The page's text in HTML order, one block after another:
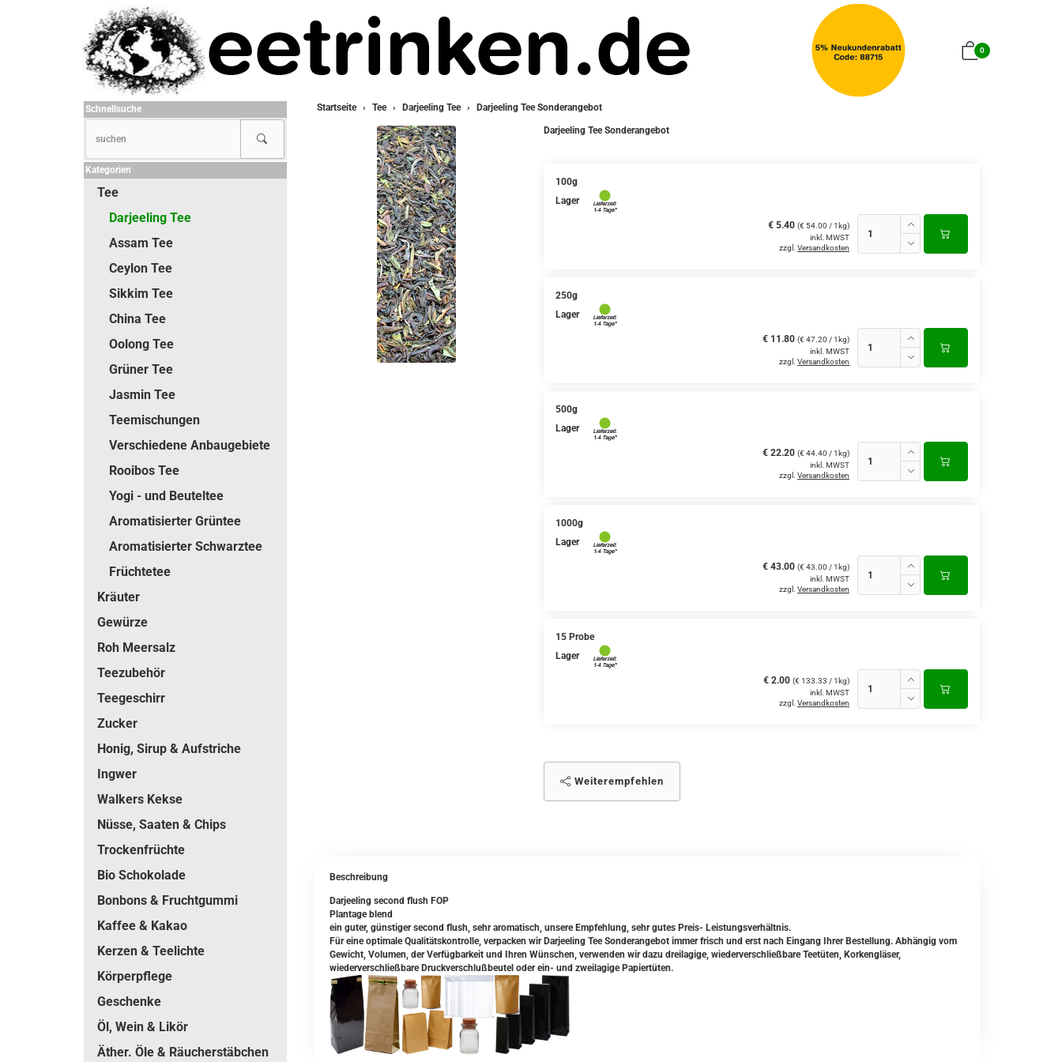
0
Startseite Tee Darjeeling Tee Darjeeling Tee Sonderangebot
Darjeeling Tee Sonderangebot
100g
Lager
€ 5.40 (€ 54.00 / 1kg)
inkl. MWST
zzgl. Versandkosten
250g
Lager
€ 11.80 (€ 47.20 / 1kg)
inkl. MWST
zzgl. Versandkosten
500g
Lager
€ 22.20 (€ 44.40 / 1kg)
inkl. MWST
zzgl. Versandkosten
1000g
Lager
€ 43.00 (€ 43.00 / 1kg)
inkl. MWST
zzgl. Versandkosten
15 Probe
Lager
€ 2.00 (€ 133.33 / 1kg)
inkl. MWST
zzgl. Versandkosten
Weiterempfehlen
Beschreibung
Darjeeling second flush FOP
Plantage blend
ein guter, günstiger second flush, sehr aromatisch, unsere Empfehlung, sehr gutes Preis- Leistungsverhältnis.
Für eine optimale Qualitätskontrolle, verpacken wir Darjeeling Tee Sonderangebot immer frisch und erst nach Eingang Ihrer Bestellung. Abhängig vom
Gewicht, Volumen, der Verfügbarkeit und Ihren Wünschen, verwenden wir dazu dreilagige, wiederverschließbare Teetüten, Korkengläser,
wiederverschließbare Druckverschlußbeutel oder ein- und zweilagige Papiertüten.
Schnellsuche
Kategorien
Tee
Darjeeling Tee
Assam Tee
Ceylon Tee
Sikkim Tee
China Tee
Oolong Tee
Grüner Tee
Jasmin Tee
Teemischungen
Verschiedene Anbaugebiete
Rooibos Tee
Yogi - und Beuteltee
Aromatisierter Grüntee
Aromatisierter Schwarztee
Früchtetee
Kräuter
Gewürze
Roh Meersalz
Teezubehör
Teegeschirr
Zucker
Honig, Sirup & Aufstriche
Ingwer
Walkers Kekse
Nüsse, Saaten & Chips
Trockenfrüchte
Bio Schokolade
Bonbons & Fruchtgummi
Kaffee & Kakao
Kerzen & Teelichte
Körperpflege
Geschenke
Öl, Wein & Likör
Äther. Öle & Räucherstäbchen